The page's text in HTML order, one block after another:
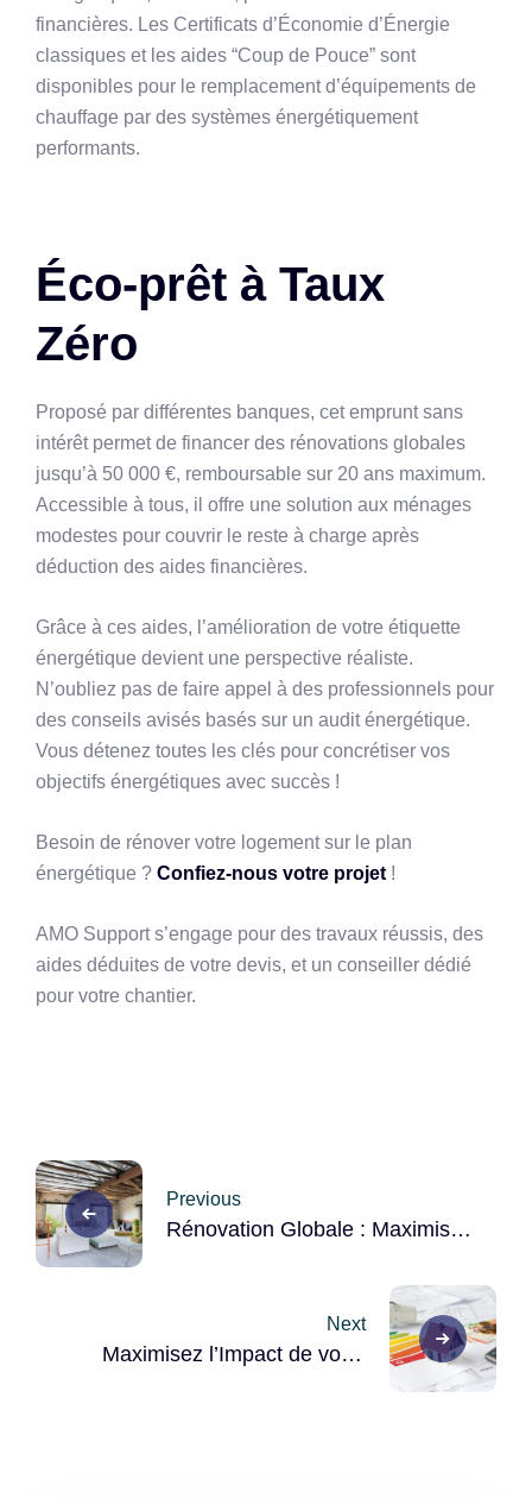
financières. Les Certificats d’Économie d’Énergie
classiques et les aides “Coup de Pouce” sont
disponibles pour le remplacement d’équipements de
chauffage par des systèmes énergétiquement
performants.
Éco-prêt à Taux
Zéro
Proposé par différentes banques, cet emprunt sans
intérêt permet de financer des rénovations globales
jusqu’à 50 000 €, remboursable sur 20 ans maximum.
Accessible à tous, il offre une solution aux ménages
modestes pour couvrir le reste à charge après
déduction des aides financières.
Grâce à ces aides, l’amélioration de votre étiquette
énergétique devient une perspective réaliste.
N’oubliez pas de faire appel à des professionnels pour
des conseils avisés basés sur un audit énergétique.
Vous détenez toutes les clés pour concrétiser vos
objectifs énergétiques avec succès !
Besoin de rénover votre logement sur le plan
énergétique ? Confiez-nous votre projet !
AMO Support s’engage pour des travaux réussis, des
aides déduites de votre devis, et un conseiller dédié
pour votre chantier.
Post
navigation
Previous
Rénovation Globale : Maximisez
Next
Maximisez l’Impact de votre